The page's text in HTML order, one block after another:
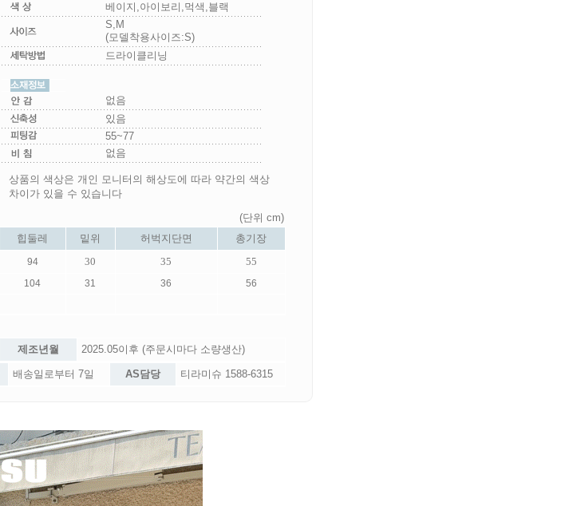
베이지,아이보리,먹색,블랙
S,M
(모델착용사이즈:S)
드라이클리닝
없음
있음
55~77
없음
상품의 색상은 개인 모니터의 해상도에 따라 약간의 색상
차이가 있을 수 있습니다
(단위 cm)
힙둘레 밑위 허벅지단면
총기장
94 30 35
55
104 31 36 56
제조년월 2025.05이후 (주문시마다 소량생산)
배송일로부터 7일 AS담당 티라미슈 1588-6315